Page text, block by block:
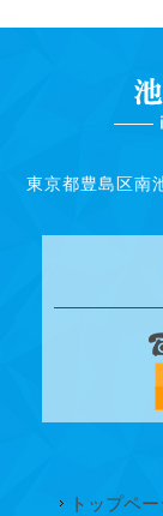
東京都豊島区南
トップペー